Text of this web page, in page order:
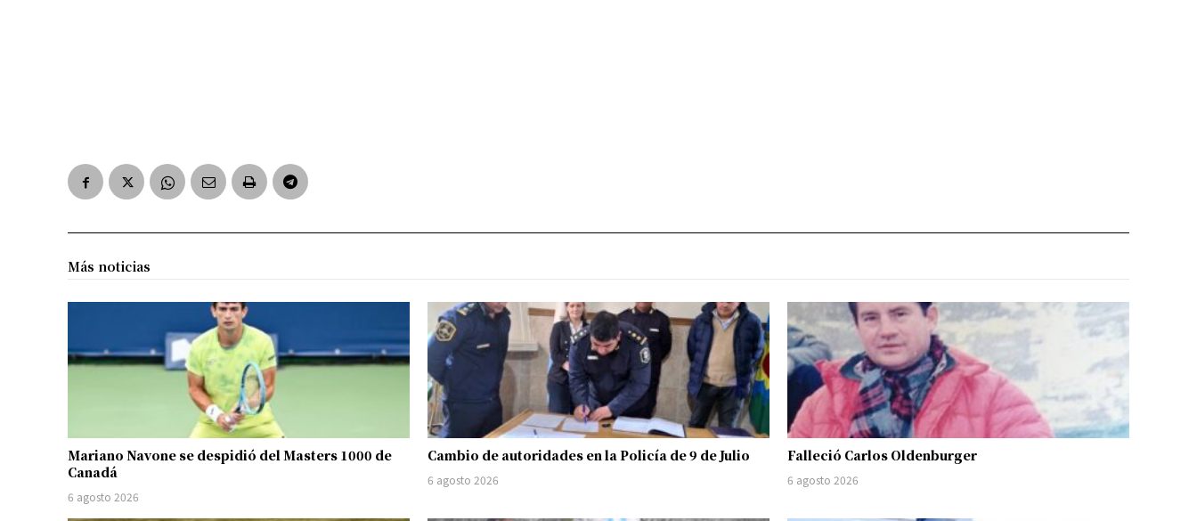
Más noticias
Mariano Navone se despidió del Masters 1000 de
Canadá
6 agosto 2026
Cambio de autoridades en la Policía de 9 de Julio
6 agosto 2026
Falleció Carlos Oldenburger
6 agosto 2026